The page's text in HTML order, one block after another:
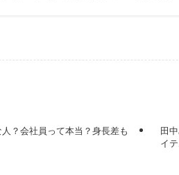
？会社員って本当？身長差も
田
イ